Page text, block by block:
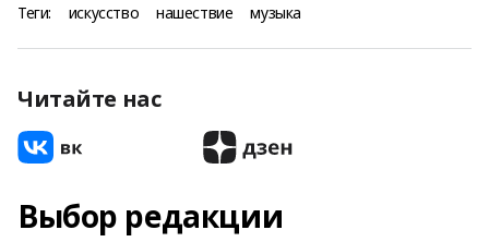
Теги: искусство нашествие музыка
Читайте нас
Выбор редакции